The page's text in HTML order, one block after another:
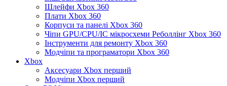
Шлейфи Xbox 360
Плати Xbox 360
Корпуси та панелі Xbox 360
Чіпи GPU/CPU/IC мікросхеми Реболлінг Xbox 360
Інструменти для ремонту Xbox 360
Модчіпи та програматори Xbox 360
Xbox
Аксесуари Xbox перший
Модчіпи Xbox перший